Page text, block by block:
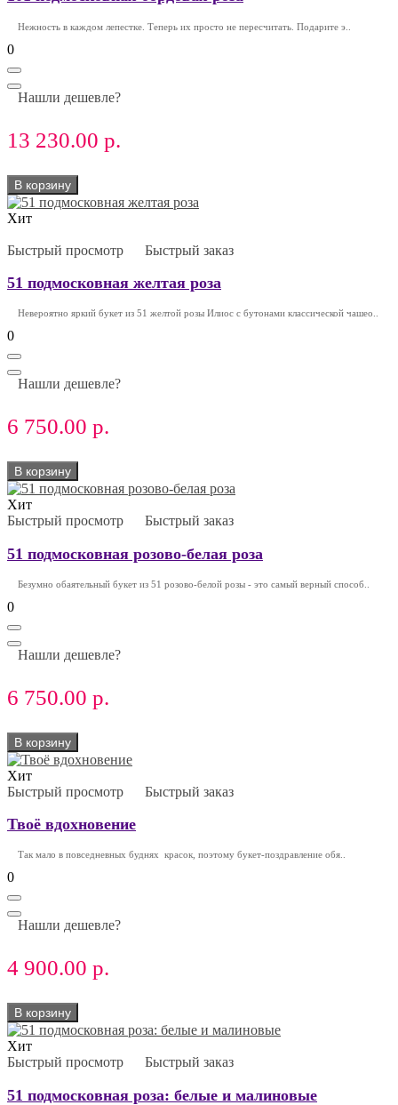
Нежность в каждом лепестке. Теперь их просто не пересчитать. Подарите э..
0
Нашли дешевле?
13 230.00 р.
В корзину
Хит
Быстрый просмотр Быстрый заказ
51 подмосковная желтая роза
Невероятно яркий букет из 51 желтой розы Илиос с бутонами классической чашео..
0
Нашли дешевле?
6 750.00 р.
В корзину
Хит
Быстрый просмотр
Быстрый заказ
51 подмосковная розово-белая роза
Безумно обаятельный букет из 51 розово-белой розы - это самый верный способ..
0
Нашли дешевле?
6 750.00 р.
В корзину
Хит
Быстрый просмотр
Быстрый заказ
Твоё вдохновение
Так мало в повседневных буднях красок, поэтому букет-поздравление обя..
0
Нашли дешевле?
4 900.00 р.
В корзину
Хит
Быстрый просмотр
Быстрый заказ
51 подмосковная роза: белые и малиновые